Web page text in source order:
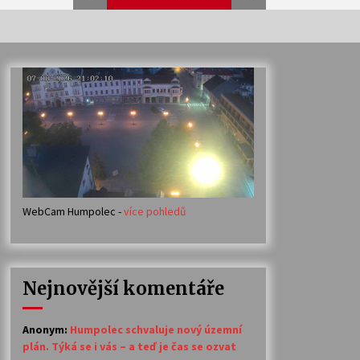
Veselí muzikanti
30. 7. 2026
Votavžatský ploty
23. 7. 2026
14. 7. 2026
30. 6. 2026
WebCam Humpolec -více pohledů
Nejnovější komentáře
Anonym: Humpolec schvaluje nový územní
plán. Týká se i vás – a teď je čas se ozvat